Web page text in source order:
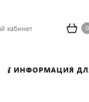
кабинет 0
ИНФОРМАЦИЯ